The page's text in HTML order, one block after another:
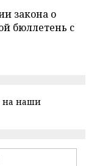
закона о
бюллетень с
на наши